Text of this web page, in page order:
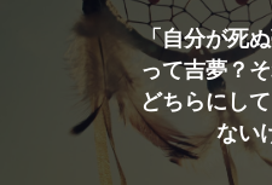
「自分が死
って吉夢？
どちらにし
ない